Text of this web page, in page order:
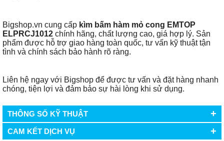
Bigshop.vn cung cấp kìm bấm hàm mỏ cong EMTOP
ELPRCJ1012 chính hãng, chất lượng cao, giá hợp lý. Sản
phẩm được hỗ trợ giao hàng toàn quốc, tư vấn kỹ thuật tận
tình và chính sách bảo hành rõ ràng.
Liên hệ ngay với Bigshop để được tư vấn và đặt hàng nhanh
chóng, tiện lợi và đảm bảo sự hài lòng khi sử dụng.
THÔNG SỐ KỸ THUẬT +
CAM KẾT DỊCH VỤ +